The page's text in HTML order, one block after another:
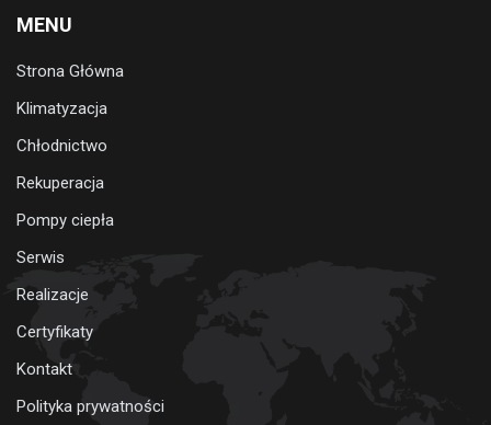
MENU
Strona Główna
Klimatyzacja
Chłodnictwo
Rekuperacja
Pompy ciepła
Serwis
Realizacje
Certyfikaty
Kontakt
Polityka prywatności